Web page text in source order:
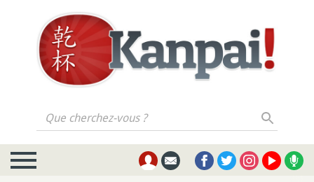
Que cherchez-vous ?